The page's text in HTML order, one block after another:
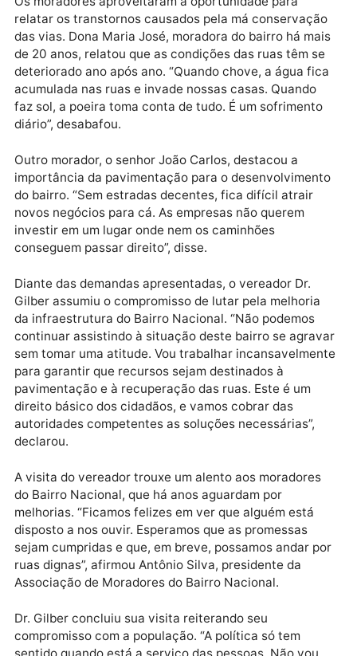
anos de descaso com o Bairro Nacional. As ruas
em péssimo estado, o que dificulta o trânsito de
veículos, prejudica o transporte público e coloca em
risco a segurança de pedestres e motoristas”,
Dr. Gilber durante a visita.
Os moradores aproveitaram a oportunidade para
das vias. Dona Maria José, moradora do bairro há
de 20 anos, relatou que as condições das ruas têm
deteriorado ano após ano. “Quando chove, a água
acumulada nas ruas e invade nossas casas. Quando
faz sol, a poeira toma conta de tudo. É um
Outro morador, o senhor João Carlos, destacou a
importância da pavimentação para o
do bairro. “Sem estradas decentes, fica difícil atrair
novos negócios para cá. As empresas não querem
investir em um lugar onde nem os caminhões
conseguem passar direito”, disse.
Diante das demandas apresentadas, o vereador Dr.
da infraestrutura do Bairro Nacional. “Não podemos
continuar assistindo à situação deste bairro se
sem tomar uma atitude. Vou trabalhar
para garantir que recursos sejam destinados à
pavimentação e à recuperação das ruas. Este é um
direito básico dos cidadãos, e vamos cobrar das
declarou.